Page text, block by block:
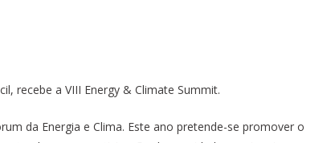
recebe a VIII Energy & Climate Summit.
da Energia e Clima. Este ano pretende-se promover o